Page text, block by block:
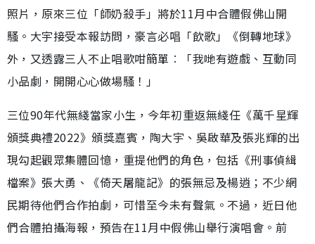
照片，原來三位「師奶殺手」將於11月中合體假佛山開
騷。大宇接受本報訪問，豪言必唱「飲歌」《倒轉地球》
外，又透露三人不止唱歌咁簡單︰「我哋有遊戲、互動同
小品劇，開開心心做場騷！」
三位90年代無綫當家小生，今年初重返無綫任《萬千星輝
頒獎典禮2022》頒獎嘉賓，陶大宇、吳啟華及張兆輝的出
現勾起觀眾集體回憶，重提他們的角色，包括《刑事偵緝
檔案》張大勇、《倚天屠龍記》的張無忌及楊逍；不少網
民期待他們合作拍劇，可惜至今未有聲氣。不過，近日他
們合體拍攝海報，預告在11月中假佛山舉行演唱會。前